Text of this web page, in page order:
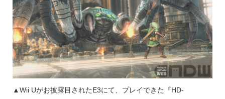
▲Wii Uがお披露目されたE3にて、プレイできた『HD-